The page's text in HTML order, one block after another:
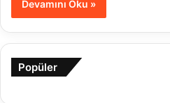
Devamını Oku »
Popüler